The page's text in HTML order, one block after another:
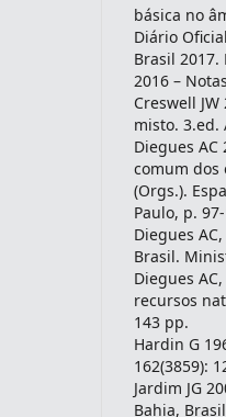
básica no
Diário
Brasil 2017.
2016 –
Creswell
misto. 3.ed.
Diegues
comum dos
(Orgs.).
Paulo, p.
Diegues
Brasil.
Diegues
recursos
143 pp.
Hardin G
162(3859):
Jardim JG
Bahia,